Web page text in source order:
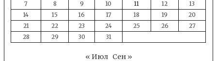
7
8 9 10 11 12
13
14
15 16 17 18 19
20
21
22 23 24 25 26
27
28
29 30 31
« Июл Сен »